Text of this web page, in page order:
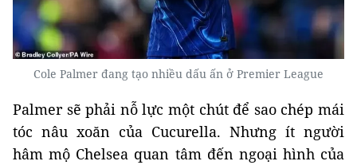
Cole Palmer đang tạo nhiều dấu ấn ở Premier League
Palmer sẽ phải nỗ lực một chút để sao chép mái
tóc nâu xoăn của Cucurella. Nhưng ít người
hâm mộ Chelsea quan tâm đến ngoại hình của